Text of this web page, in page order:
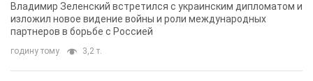
Владимир Зеленский встретился с украинским дипломатом и
изложил новое видение войны и роли международных
партнеров в борьбе с Россией
годину тому 3,2 т.